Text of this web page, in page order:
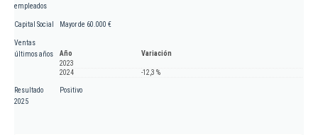
empleados
Capital Social Mayor de 60.000 €
Ventas
últimos años
Año
Variación
2023
2024
-12,3 %
Resultado
2025
Positivo